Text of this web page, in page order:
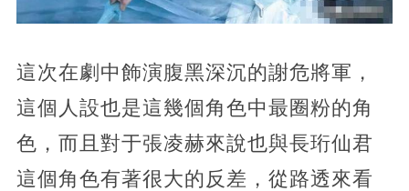
這次在劇中飾演腹黑深沉的謝危將軍，
這個人設也是這幾個角色中最圈粉的角
色，而且對于張凌赫來說也與長珩仙君
這個角色有著很大的反差，從路透來看